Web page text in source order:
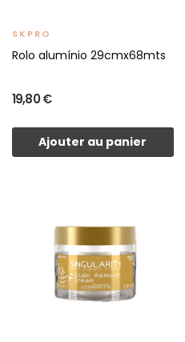
SKPRO
Rolo alumínio 29cmx68mts
19,80 €
Ajouter au panier